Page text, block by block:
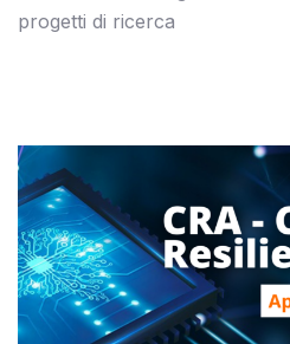
progetti di ricerca
Tags
Autore: